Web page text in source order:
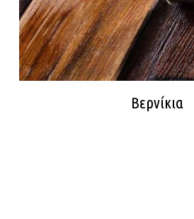
Βερνίκια